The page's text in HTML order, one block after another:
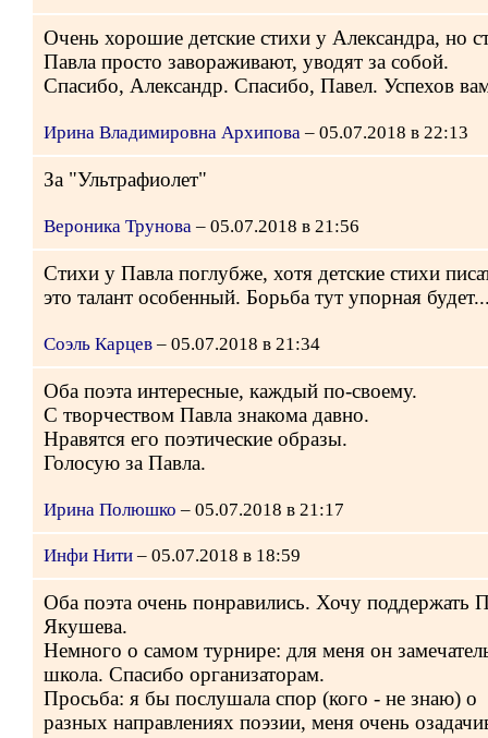
Очень хорошие детские стихи у Александра, но
Павла просто завораживают, уводят за собой.
Спасибо, Александр. Спасибо, Павел. Успехов
Ирина Владимировна Архипова – 05.07.2018 в 22:13
За "Ультрафиолет"
Вероника Трунова – 05.07.2018 в 21:56
Cтихи у Павла поглубже, хотя детские стихи
это талант особенный. Борьба тут упорная
Соэль Карцев – 05.07.2018 в 21:34
Оба поэта интересные, каждый по-своему.
С творчеством Павла знакома давно.
Нравятся его поэтические образы.
Голосую за Павла.
Ирина Полюшко – 05.07.2018 в 21:17
Инфи Нити – 05.07.2018 в 18:59
Оба поэта очень понравились. Хочу поддержать
Якушева.
Немного о самом турнире: для меня он
школа. Спасибо организаторам.
Просьба: я бы послушала спор (кого - не знаю) о
разных направлениях поэзии, меня очень